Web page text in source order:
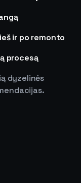
ir po remonto
procesą
dyzelinės